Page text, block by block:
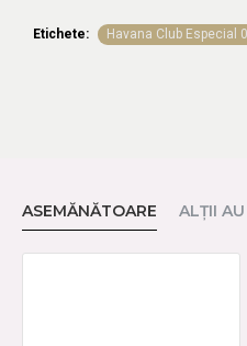
Etichete: Havana Club Especial
ASEMĂNĂTOARE ALŢII